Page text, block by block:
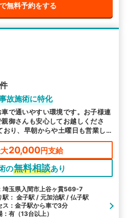
無料予約をする
件
故施術に特化
で通いやすい環境です。お子様連
御さんも安心してお越しくださ
り、早朝からや土曜日も営業し
な当院にお任せください。
20,000円支給
の無料相談あり
埼玉県入間市上谷ヶ貫569-7
駅： 金子駅 / 元加治駅 / 仏子駅
ス：金子駅から車で3分
：有（13台以上）